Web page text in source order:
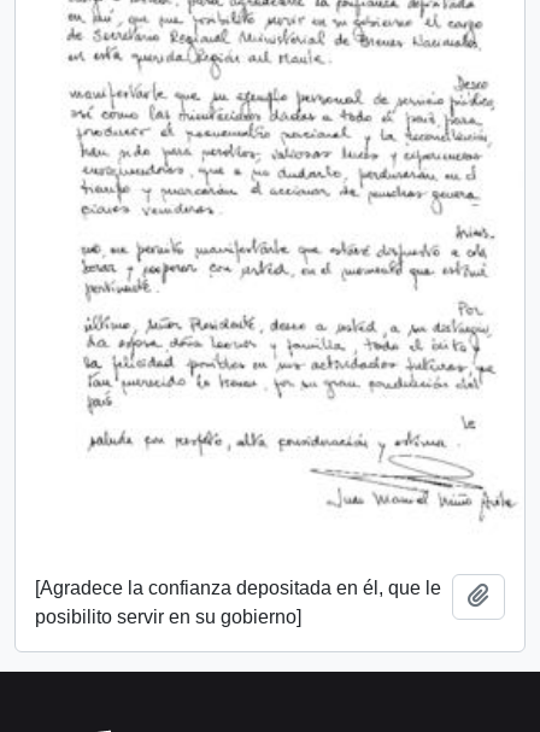
[Agradece la confianza depositada en él, que le
posibilito servir en su gobierno]